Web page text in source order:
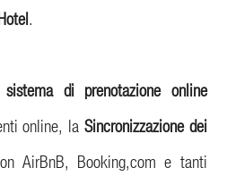
.
di prenotazione online
online, la Sincronizzazione dei
AirBnB, Booking,com e tanti